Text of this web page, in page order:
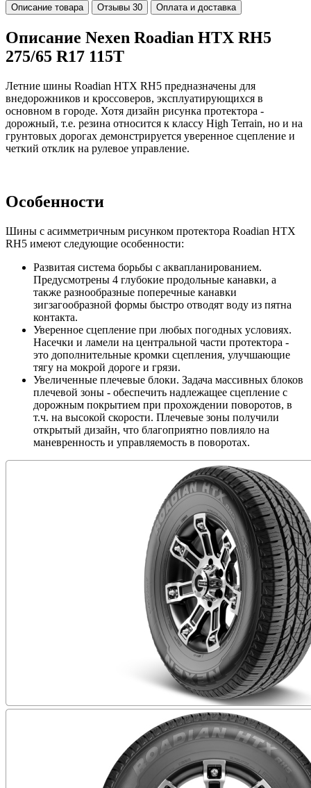
Описание товара Отзывы 30 Оплата и доставка
Описание Nexen Roadian HTX RH5
275/65 R17 115T
Летние шины Roadian HTX RH5 предназначены для
внедорожников и кроссоверов, эксплуатирующихся в
основном в городе. Хотя дизайн рисунка протектора -
дорожный, т.е. резина относится к классу High Terrain, но и на
грунтовых дорогах демонстрируется уверенное сцепление и
четкий отклик на рулевое управление.
Особенности
Шины с асимметричным рисунком протектора Roadian HTX
RH5 имеют следующие особенности:
Развитая система борьбы с аквапланированием.
Предусмотрены 4 глубокие продольные канавки, а
также разнообразные поперечные канавки
зигзагообразной формы быстро отводят воду из пятна
контакта.
Уверенное сцепление при любых погодных условиях.
Насечки и ламели на центральной части протектора -
это дополнительные кромки сцепления, улучшающие
тягу на мокрой дороге и грязи.
Увеличенные плечевые блоки. Задача массивных блоков
плечевой зоны - обеспечить надлежащее сцепление с
дорожным покрытием при прохождении поворотов, в
т.ч. на высокой скорости. Плечевые зоны получили
открытый дизайн, что благоприятно повлияло на
маневренность и управляемость в поворотах.